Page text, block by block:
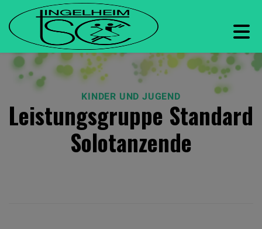
KINDER UND JUGEND
Leistungsgruppe Standard
Solotanzende